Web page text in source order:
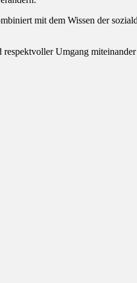
mit dem Wissen der
respektvoller Umgang